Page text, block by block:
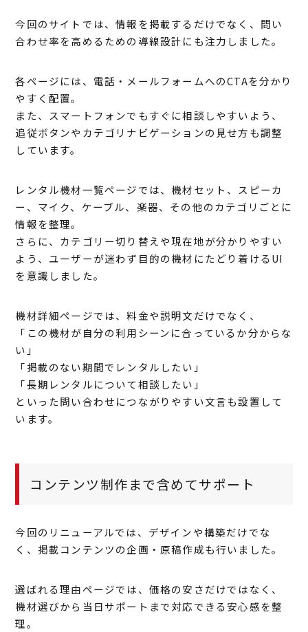
今回のサイトでは、情報を掲載するだけでなく、問い
合わせ率を高めるための導線設計にも注力しました。
各ページには、電話・メールフォームへのCTAを分かり
やすく配置。
また、スマートフォンでもすぐに相談しやすいよう、
追従ボタンやカテゴリナビゲーションの見せ方も調整
しています。
レンタル機材一覧ページでは、機材セット、スピーカ
ー、マイク、ケーブル、楽器、その他のカテゴリごとに
情報を整理。
さらに、カテゴリー切り替えや現在地が分かりやすい
よう、ユーザーが迷わず目的の機材にたどり着けるUI
を意識しました。
機材詳細ページでは、料金や説明文だけでなく、
「この機材が自分の利用シーンに合っているか分からな
い」
「掲載のない期間でレンタルしたい」
「長期レンタルについて相談したい」
といった問い合わせにつながりやすい文言も設置して
います。
コンテンツ制作まで含めてサポート
今回のリニューアルでは、デザインや構築だけでな
く、掲載コンテンツの企画・原稿作成も行いました。
選ばれる理由ページでは、価格の安さだけではなく、
機材選びから当日サポートまで対応できる安心感を整
理。